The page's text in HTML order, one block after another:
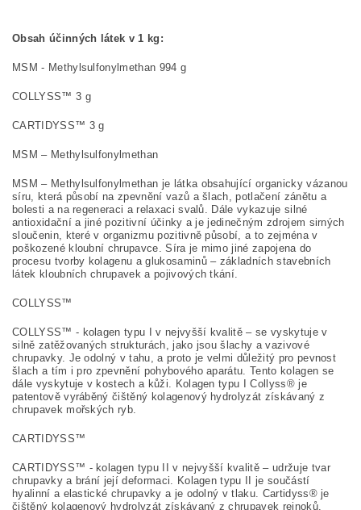
Obsah účinných látek v 1 kg:
MSM - Methylsulfonylmethan 994 g
COLLYSS™ 3 g
CARTIDYSS™ 3 g
MSM – Methylsulfonyl­methan
MSM – Methylsulfonyl­methan je látka obsahující organicky vázanou
síru, která působí na zpevnění vazů a šlach, potlačení zánětu a
bolesti a na regeneraci a relaxaci svalů. Dále vykazuje silné
antioxidační a jiné pozitivní účinky a je jedinečným zdrojem sirných
sloučenin, které v organizmu pozitivně působí, a to zejména v
poškozené kloubní chrupavce. Síra je mimo jiné zapojena do
procesu tvorby kolagenu a glukosaminů – základních stavebních
látek kloubních chrupavek a pojivových tkání.
COLLYSS™
COLLYSS™ - kolagen typu I v nejvyšší kvalitě – se vyskytuje v
silně zatěžovaných strukturách, jako jsou šlachy a vazivové
chrupavky. Je odolný v tahu, a proto je velmi důležitý pro pevnost
šlach a tím i pro zpevnění pohybového aparátu. Tento kolagen se
dále vyskytuje v kostech a kůži. Kolagen typu I Collyss® je
patentově vyráběný čištěný kolagenový hydrolyzát získávaný z
chrupavek mořských ryb.
CARTIDYSS™
CARTIDYSS™ - kolagen typu II v nejvyšší kvalitě – udržuje tvar
chrupavky a brání její deformaci. Kolagen typu II je součástí
hyalinní a elastické chrupavky a je odolný v tlaku. Cartidyss® je
čištěný kolagenový hydrolyzát získávaný z chrupavek rejnoků.